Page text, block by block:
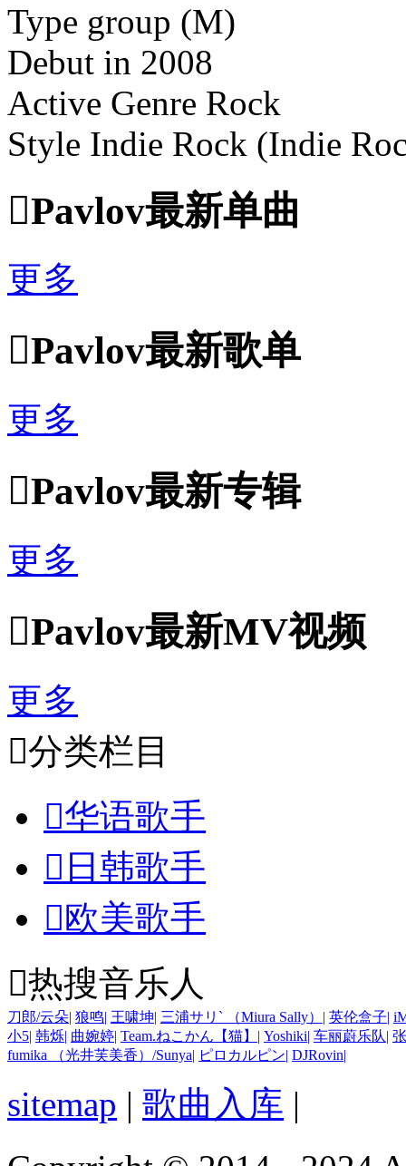
Type group (M)
Debut in 2008
Active Genre Rock
Style Indie Rock (Indie
Pavlov最新单曲
更多
Pavlov最新歌单
更多
Pavlov最新专辑
更多
Pavlov最新MV视频
更多
分类栏目
华语歌手
 日韩歌手
欧美歌手
热搜音乐人
刀郎/云朵| 狼鸣| 王啸坤| 三浦サリ` （Miura Sally） | 英伦盒子|
小5| 韩烁| 曲婉婷| Team.ねこかん【猫】 | Yoshiki| 车丽蔚乐队|
fumika （光井芙美香）/Sunya| ピロカルピン| DJRovin|
sitemap | 歌曲入库 |